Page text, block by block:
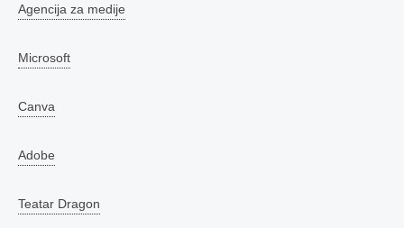
Agencija za medije
Microsoft
Canva
Adobe
Teatar Dragon